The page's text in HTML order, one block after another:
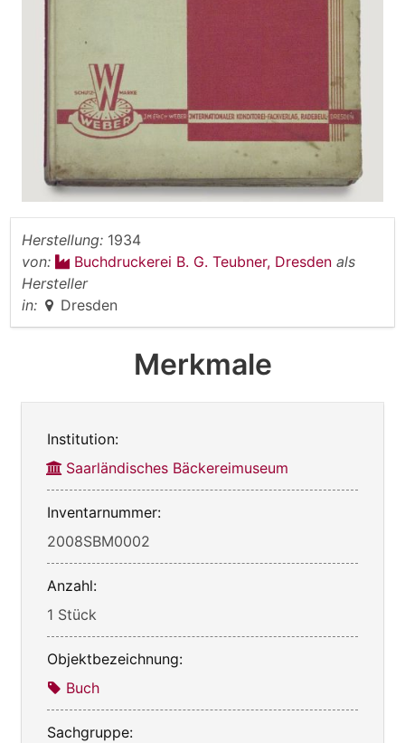
Herstellung: 1934
von:
Buchdruckerei B. G. Teubner, Dresden als
Hersteller
in:
Dresden
Merkmale
Institution:
Saarländisches Bäckereimuseum
Inventarnummer:
2008SBM0002
Anzahl:
1 Stück
Objektbezeichnung:
Buch
Sachgruppe: